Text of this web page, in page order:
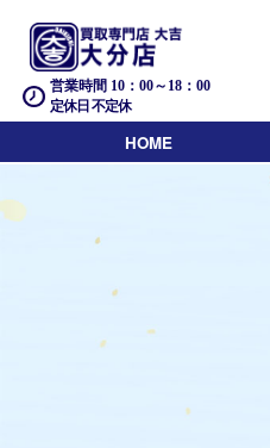
営業時間 10：00～18：00
定休日 不定休
HOME